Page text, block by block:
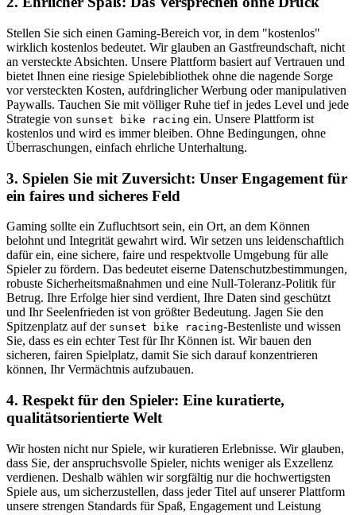
Stellen Sie sich einen Gaming-Bereich vor, in dem "kostenlos"
wirklich kostenlos bedeutet. Wir glauben an Gastfreundschaft, nicht
an versteckte Absichten. Unsere Plattform basiert auf Vertrauen und
bietet Ihnen eine riesige Spielebibliothek ohne die nagende Sorge
vor versteckten Kosten, aufdringlicher Werbung oder manipulativen
Paywalls. Tauchen Sie mit völliger Ruhe tief in jedes Level und jede
Strategie von sunset bike racing ein. Unsere Plattform ist
kostenlos und wird es immer bleiben. Ohne Bedingungen, ohne
Überraschungen, einfach ehrliche Unterhaltung.
3. Spielen Sie mit Zuversicht: Unser Engagement für
ein faires und sicheres Feld
Gaming sollte ein Zufluchtsort sein, ein Ort, an dem Können
belohnt und Integrität gewahrt wird. Wir setzen uns leidenschaftlich
dafür ein, eine sichere, faire und respektvolle Umgebung für alle
Spieler zu fördern. Das bedeutet eiserne Datenschutzbestimmungen,
robuste Sicherheitsmaßnahmen und eine Null-Toleranz-Politik für
Betrug. Ihre Erfolge hier sind verdient, Ihre Daten sind geschützt
und Ihr Seelenfrieden ist von größter Bedeutung. Jagen Sie den
Spitzenplatz auf der sunset bike racing-Bestenliste und wissen
Sie, dass es ein echter Test für Ihr Können ist. Wir bauen den
sicheren, fairen Spielplatz, damit Sie sich darauf konzentrieren
können, Ihr Vermächtnis aufzubauen.
4. Respekt für den Spieler: Eine kuratierte,
qualitätsorientierte Welt
Wir hosten nicht nur Spiele, wir kuratieren Erlebnisse. Wir glauben,
dass Sie, der anspruchsvolle Spieler, nichts weniger als Exzellenz
verdienen. Deshalb wählen wir sorgfältig nur die hochwertigsten
Spiele aus, um sicherzustellen, dass jeder Titel auf unserer Plattform
unsere strengen Standards für Spaß, Engagement und Leistung